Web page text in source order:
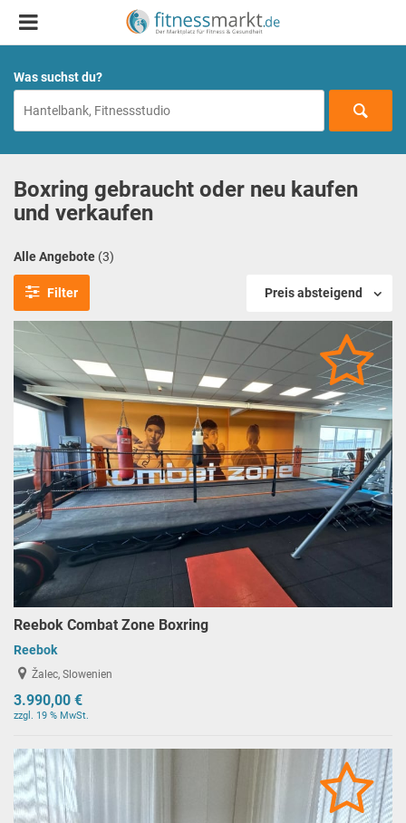
Was suchst du?
Boxring gebraucht oder neu kaufen
und verkaufen
Alle Angebote (3)
Filter Preis absteigend
Reebok Combat Zone Boxring
Reebok
Žalec, Slowenien
3.990,00 €
zzgl. 19 % MwSt.